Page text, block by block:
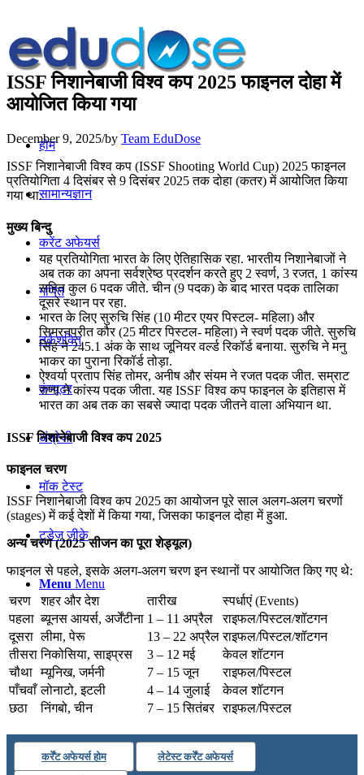
होम
सामान्यज्ञान
करेंट अफेयर्स
गणित
तर्कशक्ति
कंप्यूटर
अंग्रेजी
मॉक टेस्ट
टुडेज जीके
Menu Menu
ISSF निशानेबाजी विश्व कप 2025 फाइनल दोहा में
आयोजित किया गया
December 9, 2025/by Team EduDose
ISSF निशानेबाजी विश्व कप (ISSF Shooting World Cup) 2025 फाइनल
प्रतियोगिता 4 दिसंबर से 9 दिसंबर 2025 तक दोहा (कतर) में आयोजित किया
गया था.
मुख्य बिन्दु
यह प्रतियोगिता भारत के लिए ऐतिहासिक रहा. भारतीय निशानेबाजों ने
अब तक का अपना सर्वश्रेष्ठ प्रदर्शन करते हुए 2 स्वर्ण, 3 रजत, 1 कांस्य
सहित कुल 6 पदक जीते. चीन (9 पदक) के बाद भारत पदक तालिका
दूसरे स्थान पर रहा.
भारत के लिए सुरुचि सिंह (10 मीटर एयर पिस्टल- महिला) और
सिमरनप्रीत कौर (25 मीटर पिस्टल- महिला) ने स्वर्ण पदक जीते. सुरुचि
सिंह ने 245.1 अंक के साथ जूनियर वर्ल्ड रिकॉर्ड बनाया. सुरुचि ने मनु
भाकर का पुराना रिकॉर्ड तोड़ा.
ऐश्वर्या प्रताप सिंह तोमर, अनीष और संयम ने रजत पदक जीत. सम्राट
राणा ने कांस्‍य पदक जीता. यह ISSF विश्व कप फाइनल के इतिहास में
भारत का अब तक का सबसे ज्यादा पदक जीतने वाला अभियान था.
ISSF निशानेबाजी विश्व कप 2025
फाइनल चरण
ISSF निशानेबाजी विश्व कप 2025 का आयोजन पूरे साल अलग-अलग चरणों
(stages) में कई देशों में किया गया, जिसका फाइनल दोहा में हुआ.
अन्य चरण (2025 सीजन का पूरा शेड्यूल)
फाइनल से पहले, इसके अलग-अलग चरण इन स्थानों पर आयोजित किए गए थे:
चरण शहर और देश तारीख
स्पर्धाएं (Events)
पहला ब्यूनस आयर्स, अर्जेंटीना 1 – 11 अप्रैल
राइफल/पिस्टल/शॉटगन
दूसरा लीमा, पेरू 13 – 22 अप्रैल राइफल/पिस्टल/शॉटगन
तीसरा निकोसिया, साइप्रस 3 – 12 मई
केवल शॉटगन
चौथा म्यूनिख, जर्मनी 7 – 15 जून
राइफल/पिस्टल
पाँचवाँ लोनाटो, इटली 4 – 14 जुलाई
केवल शॉटगन
छठा
निंगबो, चीन 7 – 15 सितंबर राइफल/पिस्टल
कर्रेंट अफेयर्स होम लेटेस्ट कर्रेंट अफेयर्स